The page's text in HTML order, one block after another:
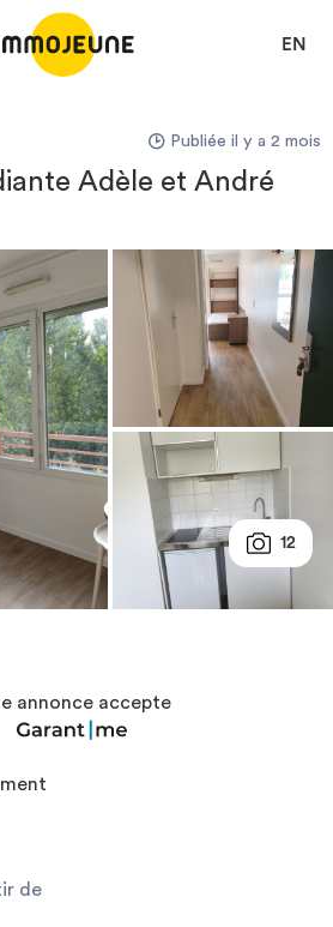
EN
Publiée il y a 2 mois
Adèle et André
12
annonce accepte
de